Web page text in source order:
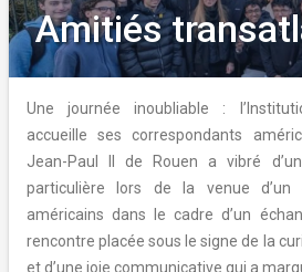
Amitiés
Une journée inoubliable :
accueille ses correspondants
Jean-Paul II de Rouen a vibré
particulière lors de la venue d’un
américains dans le cadre d’un
rencontre placée sous le signe de la
et d’une joie communicative qui a